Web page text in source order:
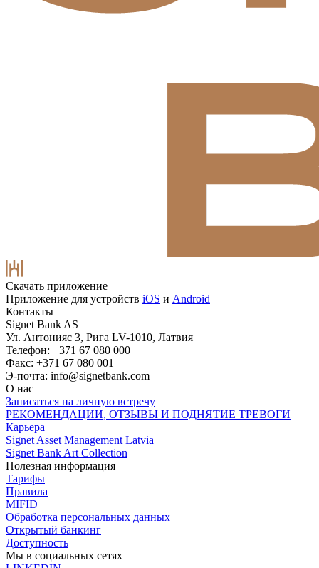
Скачать приложение
Приложение для устройств iOS и Android
Контакты
Signet Bank AS
Ул. Антонияс 3, Рига LV-1010, Латвия
Телефон: +371 67 080 000
Факс: +371 67 080 001
Э-почта: info@signetbank.com
О нас
Записаться на личную встречу
РЕКОМЕНДАЦИИ, ОТЗЫВЫ И ПОДНЯТИЕ ТРЕВОГИ
Карьера
Signet Asset Management Latvia
Signet Bank Art Collection
Полезная информация
Тарифы
Правила
MIFID
Обработка персональных данных
Открытый банкинг
Доступность
Мы в социальных сетях